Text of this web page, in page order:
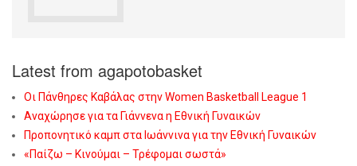
Latest from agapotobasket
Οι Πάνθηρες Καβάλας στην Women Basketball League 1
Αναχώρησε για τα Γιάννενα η Εθνική Γυναικών
Προπονητικό καμπ στα Ιωάννινα για την Εθνική Γυναικών
«Παίζω – Κινούμαι – Τρέφομαι σωστά»